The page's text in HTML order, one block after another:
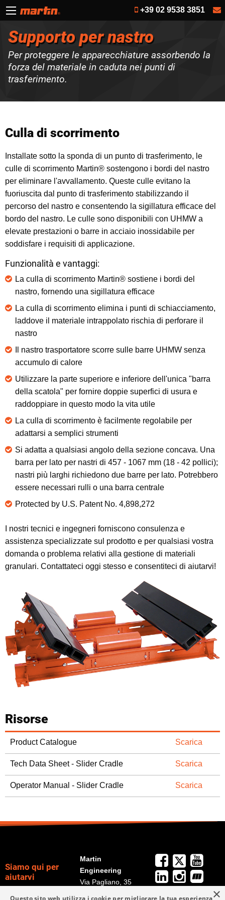
+39 02 9538 3851
Supporto per nastro
Per proteggere le apparecchiature assorbendo la
forza del materiale in caduta nei punti di
trasferimento.
Culla di scorrimento
Installate sotto la sponda di un punto di trasferimento, le
culle di scorrimento Martin® sostengono i bordi del nastro
per eliminare l'avvallamento. Queste culle evitano la
fuoriuscita dal punto di trasferimento stabilizzando il
percorso del nastro e consentendo la sigillatura efficace del
bordo del nastro. Le culle sono disponibili con UHMW a
elevate prestazioni o barre in acciaio inossidabile per
soddisfare i requisiti di applicazione.
Funzionalità e vantaggi:
La culla di scorrimento Martin® sostiene i bordi del
nastro, fornendo una sigillatura efficace
La culla di scorrimento elimina i punti di schiacciamento,
laddove il materiale intrappolato rischia di perforare il
nastro
Il nastro trasportatore scorre sulle barre UHMW senza
accumulo di calore
Utilizzare la parte superiore e inferiore dell'unica "barra
della scatola" per fornire doppie superfici di usura e
raddoppiare in questo modo la vita utile
La culla di scorrimento è facilmente regolabile per
adattarsi a semplici strumenti
Si adatta a qualsiasi angolo della sezione concava. Una
barra per lato per nastri di 457 - 1067 mm (18 - 42 pollici);
nastri più larghi richiedono due barre per lato. Potrebbero
essere necessari rulli o una barra centrale
Protected by U.S. Patent No. 4,898,272
I nostri tecnici e ingegneri forniscono consulenza e
assistenza specializzate sul prodotto e per qualsiasi vostra
domanda o problema relativi alla gestione di materiali
granulari. Contattateci oggi stesso e consentiteci di aiutarvi!
Risorse
Product Catalogue Scarica
Tech Data Sheet - Slider Cradle Scarica
Operator Manual - Slider Cradle Scarica
Siamo qui per
aiutarvi
+39 02 9538 3851
Martin
Engineering
Via Pagliano, 35
×
Questo sito web utilizza i cookie per migliorare la tua esperienza